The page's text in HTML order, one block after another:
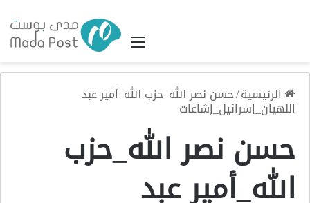
القائمة
الرئيسية/حسن نصر الله_حزب الله_أمير عبد
اللهيان_إسرائيل_إشاعات
حسن نصر الله_حزب
الله_أمير عبد